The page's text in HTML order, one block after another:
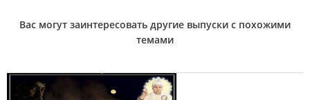
Вас могут заинтересовать другие выпуски с похожими
темами